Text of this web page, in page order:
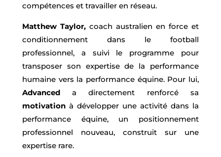
compétences et travailler en réseau.
Matthew Taylor,coach australien en force et
conditionnement dans le football
professionnel, a suivi le programme pour
transposer son expertise de la performance
humaine vers la performance équine. Pour lui,
Advanceda directement renforcé sa
motivationà développer une activité dans la
performance équine, un positionnement
professionnel nouveau, construit sur une
expertise rare.